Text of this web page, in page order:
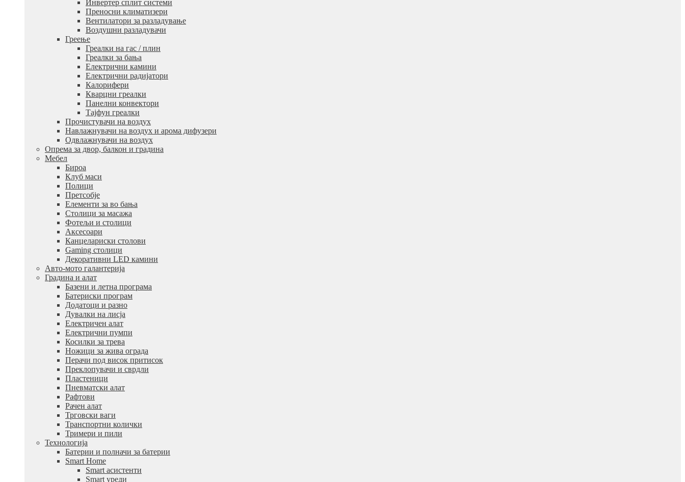
Инвертер сплит системи
Преносни климатизери
Вентилатори за разладување
Воздушни разладувачи
Греење
Греалки на гас / плин
Греалки за бања
Електрични камини
Електрични радијатори
Калорифери
Кварцни греалки
Панелни конвектори
Тајфун греалки
Прочистувачи на воздух
Навлажнувачи на воздух и арома дифузери
Одвлажнувачи на воздух
Опрема за двор, балкон и градина
Мебел
Бироа
Клуб маси
Полици
Претсобје
Елементи за во бања
Столици за масажа
Фотељи и столици
Аксесоари
Канцелариски столови
Gaming столици
Декоративни LED камини
Авто-мото галантерија
Градина и алат
Базени и летна програма
Батериски програм
Додатоци и разно
Дувалки на лисја
Електричен алат
Електрични пумпи
Косилки за трева
Ножици за жива ограда
Перачи под висок притисок
Преклопувачи и сврдли
Пластеници
Пневматски алат
Рафтови
Рачен алат
Трговски ваги
Транспортни колички
Тримери и пили
Технологија
Батерии и полначи за батерии
Smart Home
Smart асистенти
Smart уреди